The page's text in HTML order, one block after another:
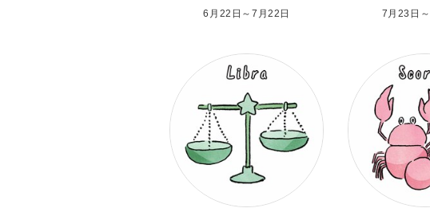
6月22日～7月22日 7月23日